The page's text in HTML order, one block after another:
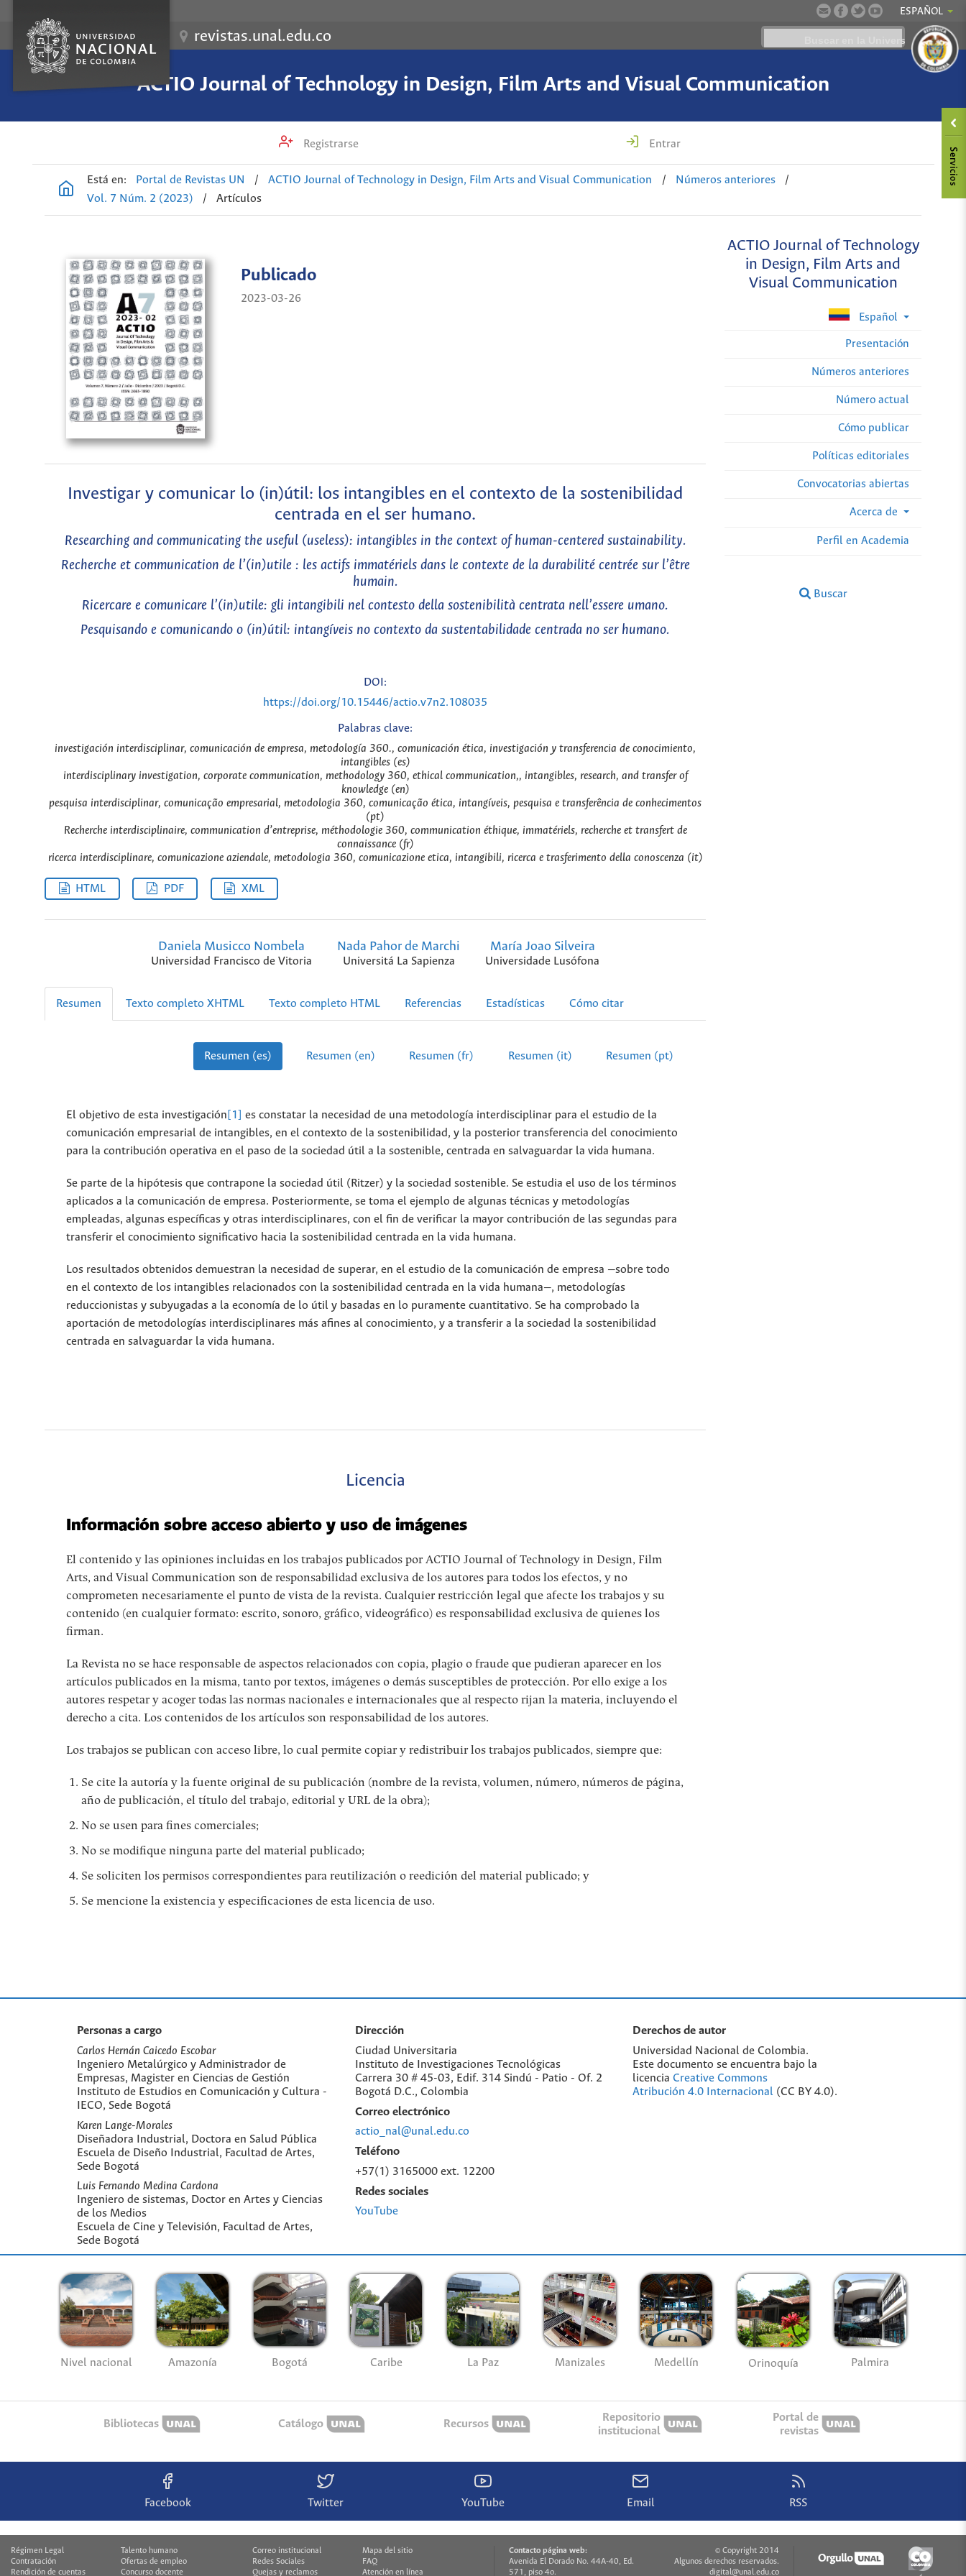
ESPAÑOL
revistas.unal.edu.co
ACTIO Journal of Technology in Design, Film Arts and Visual Communication
Registrarse Entrar
Está en: Portal de Revistas UN / ACTIO Journal of Technology in Design, Film Arts and Visual Communication / Números anteriores
/
Vol. 7 Núm. 2 (2023)
/ Artículos
ACTIO Journal of Technology
in Design, Film Arts and
Visual Communication
Español
Presentación
Números anteriores
Número actual
Cómo publicar
Políticas editoriales
Convocatorias abiertas
Acerca de
Perfil en Academia
Buscar
Publicado
2023-03-26
Investigar y comunicar lo (in)útil: los intangibles en el contexto de la sostenibilidad
centrada en el ser humano.
Researching and communicating the useful (useless): intangibles in the context of human-centered sustainability.
Recherche et communication de l’(in)utile : les actifs immatériels dans le contexte de la durabilité centrée sur l’être
humain.
Ricercare e comunicare l’(in)utile: gli intangibili nel contesto della sostenibilità centrata nell’essere umano.
Pesquisando e comunicando o (in)útil: intangíveis no contexto da sustentabilidade centrada no ser humano.
DOI:
https://doi.org/10.15446/actio.v7n2.108035
Palabras clave:
investigación interdisciplinar, comunicación de empresa, metodología 360., comunicación ética, investigación y transferencia de conocimiento,
intangibles (es)
interdisciplinary investigation, corporate communication, methodology 360, ethical communication,, intangibles, research, and transfer of
knowledge (en)
pesquisa interdisciplinar, comunicação empresarial, metodologia 360, comunicação ética, intangíveis, pesquisa e transferência de conhecimentos
(pt)
Recherche interdisciplinaire, communication d’entreprise, méthodologie 360, communication éthique, immatériels, recherche et transfert de
connaissance (fr)
ricerca interdisciplinare, comunicazione aziendale, metodologia 360, comunicazione etica, intangibili, ricerca e trasferimento della conoscenza (it)
HTML PDF XML
Daniela Musicco Nombela
Universidad Francisco de Vitoria
Nada Pahor de Marchi
Universitá La Sapienza
María Joao Silveira
Universidade Lusófona
Resumen Texto completo XHTML Texto completo HTML Referencias Estadísticas Cómo citar
Resumen (es) Resumen (en) Resumen (fr) Resumen (it) Resumen (pt)
El objetivo de esta investigación [1]
es constatar la necesidad de una metodología interdisciplinar para el estudio de la
comunicación empresarial de intangibles, en el contexto de la sostenibilidad, y la posterior transferencia del conocimiento
para la contribución operativa en el paso de la sociedad útil a la sostenible, centrada en salvaguardar la vida humana.
Se parte de la hipótesis que contrapone la sociedad útil (Ritzer) y la sociedad sostenible. Se estudia el uso de los términos
aplicados a la comunicación de empresa. Posteriormente, se toma el ejemplo de algunas técnicas y metodologías
empleadas, algunas específicas y otras interdisciplinares, con el fin de verificar la mayor contribución de las segundas para
transferir el conocimiento significativo hacia la sostenibilidad centrada en la vida humana.
Los resultados obtenidos demuestran la necesidad de superar, en el estudio de la comunicación de empresa —sobre todo
en el contexto de los intangibles relacionados con la sostenibilidad centrada en la vida humana—, metodologías
reduccionistas y subyugadas a la economía de lo útil y basadas en lo puramente cuantitativo. Se ha comprobado la
aportación de metodologías interdisciplinares más afines al conocimiento, y a transferir a la sociedad la sostenibilidad
centrada en salvaguardar la vida humana.
Licencia
Información sobre acceso abierto y uso de imágenes
El contenido y las opiniones incluidas en los trabajos publicados por ACTIO Journal of Technology in Design, Film
Arts, and Visual Communication son de responsabilidad exclusiva de los autores para todos los efectos, y no
comprometen necesariamente el punto de vista de la revista. Cualquier restricción legal que afecte los trabajos y su
contenido (en cualquier formato: escrito, sonoro, gráfico, videográfico) es responsabilidad exclusiva de quienes los
firman.
La Revista no se hace responsable de aspectos relacionados con copia, plagio o fraude que pudieran aparecer en los
artículos publicados en la misma, tanto por textos, imágenes o demás susceptibles de protección. Por ello exige a los
autores respetar y acoger todas las normas nacionales e internacionales que al respecto rijan la materia, incluyendo el
derecho a cita. Los contenidos de los artículos son responsabilidad de los autores.
Los trabajos se publican con acceso libre, lo cual permite copiar y redistribuir los trabajos publicados, siempre que:
Se cite la autoría y la fuente original de su publicación (nombre de la revista, volumen, número, números de página,
año de publicación, el título del trabajo, editorial y URL de la obra);
No se usen para fines comerciales;
No se modifique ninguna parte del material publicado;
Se soliciten los permisos correspondientes para reutilización o reedición del material publicado; y
Se mencione la existencia y especificaciones de esta licencia de uso.
Personas a cargo
Carlos Hernán Caicedo Escobar
Ingeniero Metalúrgico y Administrador de
Empresas, Magister en Ciencias de Gestión
Instituto de Estudios en Comunicación y Cultura -
IECO, Sede Bogotá
Karen Lange-Morales
Diseñadora Industrial, Doctora en Salud Pública
Escuela de Diseño Industrial, Facultad de Artes,
Sede Bogotá
Luis Fernando Medina Cardona
Ingeniero de sistemas, Doctor en Artes y Ciencias
de los Medios
Escuela de Cine y Televisión, Facultad de Artes,
Sede Bogotá
Dirección
Ciudad Universitaria
Instituto de Investigaciones Tecnológicas
Carrera 30 # 45-03, Edif. 314 Sindú - Patio - Of. 2
Bogotá D.C., Colombia
Correo electrónico
actio_nal@unal.edu.co
Teléfono
+57(1) 3165000 ext. 12200
Redes sociales
YouTube
Derechos de autor
Universidad Nacional de Colombia.
Este documento se encuentra bajo la
licenciaCreative Commons
Atribución 4.0 Internacional (CC BY 4.0).
Nivel nacional Amazonía Bogotá Caribe La Paz Manizales Medellín Orinoquía Palmira
Bibliotecas Catálogo Recursos
Repositorio
institucional
Portal de
revistas
Facebook Twitter YouTube Email RSS
Régimen Legal
Talento humano
Contratación
Ofertas de empleo
Rendición de cuentas
Concurso docente
Correo institucional
Mapa del sitio
Redes Sociales
FAQ
Quejas y reclamos
Atención en línea
Contacto página web:
Avenida El Dorado No. 44A-40, Ed.
571, piso 4o.
© Copyright 2014
Algunos derechos reservados.
digital@unal.edu.co